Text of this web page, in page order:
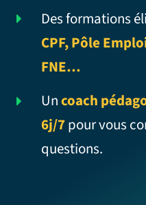
Des formations
CPF, Pôle
FNE…
Uncoach
6j/7pour vous
questions.